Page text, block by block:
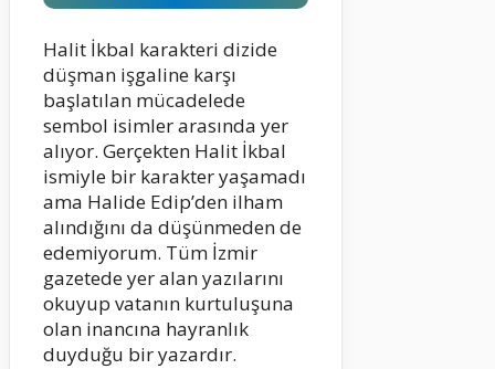
Halit İkbal karakteri dizide
düşman işgaline karşı
başlatılan mücadelede
sembol isimler arasında yer
alıyor. Gerçekten Halit İkbal
ismiyle bir karakter yaşamadı
ama Halide Edip’den ilham
alındığını da düşünmeden de
edemiyorum. Tüm İzmir
gazetede yer alan yazılarını
okuyup vatanın kurtuluşuna
olan inancına hayranlık
duyduğu bir yazardır.